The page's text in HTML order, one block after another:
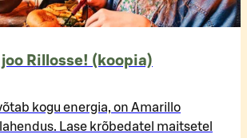
Rillosse! (koopia)
kogu energia, on Amarillo
Lase krõbedatel maitsetel